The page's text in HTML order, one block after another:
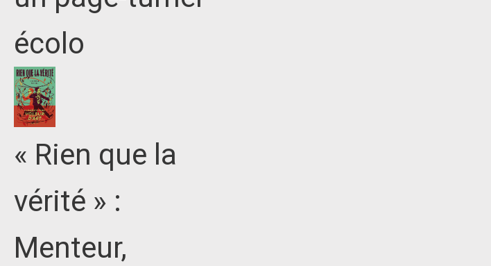
écolo
« Rien que la
vérité » :
Menteur,